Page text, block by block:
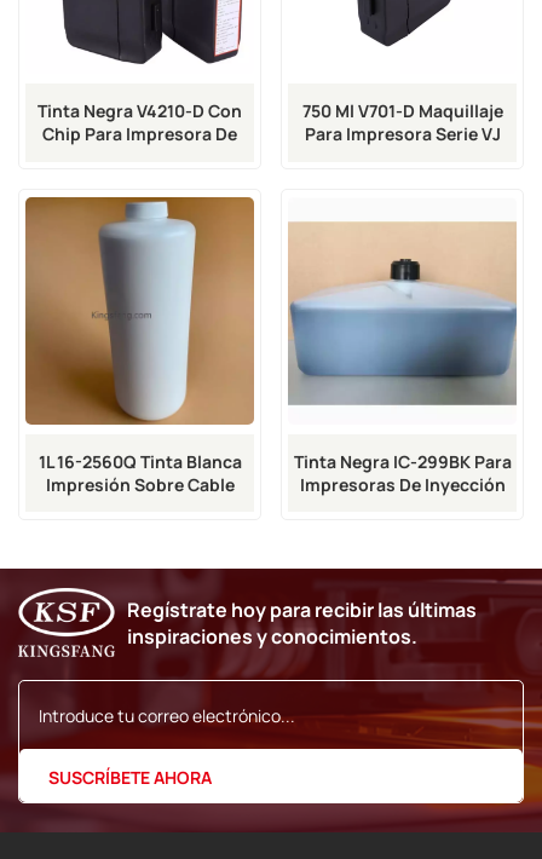
Tinta Negra V4210-D Con
Chip Para Impresora De
750 Ml V701-D Maquillaje
Para Impresora Serie VJ
1L 16-2560Q Tinta Blanca
Impresión Sobre Cable
Tinta Negra IC-299BK Para
Impresoras De Inyección
Regístrate hoy para recibir las últimas
inspiraciones y conocimientos.